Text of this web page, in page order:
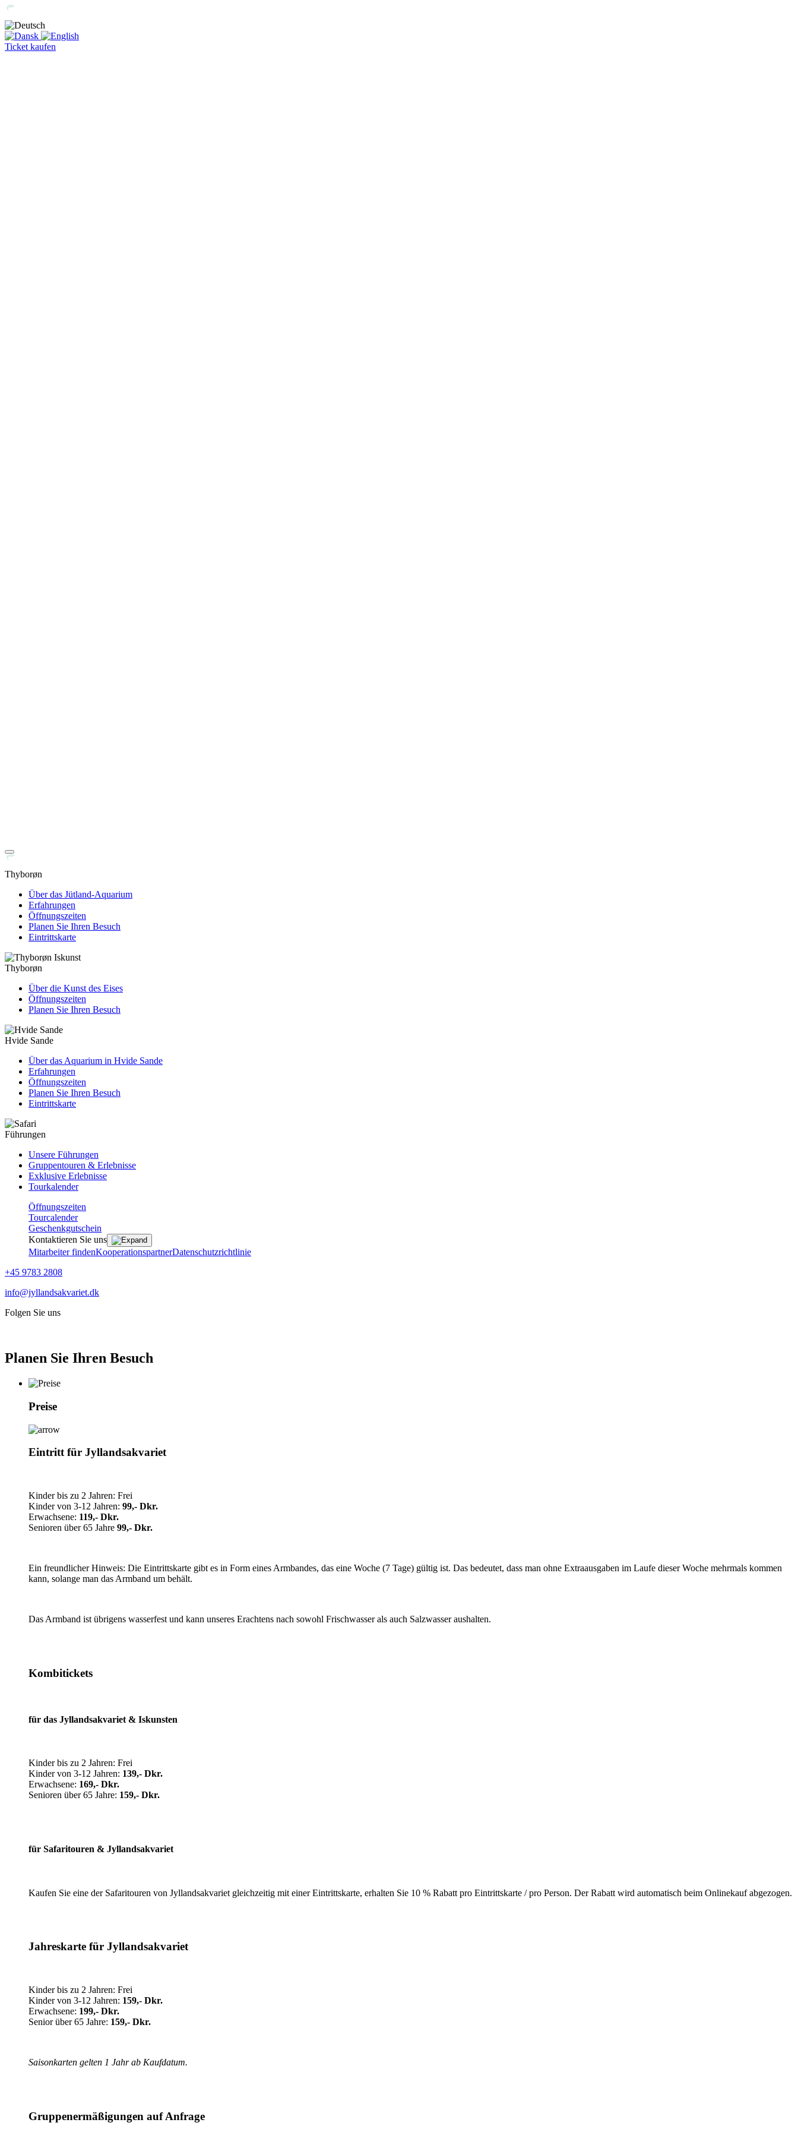
Ticket kaufen
Thyborøn
Über das Jütland-Aquarium
Erfahrungen
Öffnungszeiten
Planen Sie Ihren Besuch
Eintrittskarte
Thyborøn
Über die Kunst des Eises
Öffnungszeiten
Planen Sie Ihren Besuch
Hvide Sande
Über das Aquarium in Hvide Sande
Erfahrungen
Öffnungszeiten
Planen Sie Ihren Besuch
Eintrittskarte
Führungen
Unsere Führungen
Gruppentouren & Erlebnisse
Exklusive Erlebnisse
Tourkalender
Öffnungszeiten
Tourcalender
Geschenkgutschein
Kontaktieren Sie uns
Mitarbeiter findenKooperationspartnerDatenschutzrichtlinie
+45 9783 2808
info@jyllandsakvariet.dk
Folgen Sie uns
Planen Sie Ihren Besuch
Preise
Eintritt für Jyllandsakvariet
Kinder bis zu 2 Jahren: Frei
Kinder von 3-12 Jahren: 99,- Dkr.
Erwachsene: 119,- Dkr.
Senioren über 65 Jahre 99,- Dkr.
Ein freundlicher Hinweis: Die Eintrittskarte gibt es in Form eines Armbandes, das eine Woche (7 Tage) gültig ist. Das bedeutet, dass man ohne Extraausgaben im Laufe dieser Woche mehrmals kommen
kann, solange man das Armband um behält.
Das Armband ist übrigens wasserfest und kann unseres Erachtens nach sowohl Frischwasser als auch Salzwasser aushalten.
Kombitickets
für das Jyllandsakvariet & Iskunsten
Kinder bis zu 2 Jahren: Frei
Kinder von 3-12 Jahren: 139,- Dkr.
Erwachsene: 169,- Dkr.
Senioren über 65 Jahre: 159,- Dkr.
für Safaritouren & Jyllandsakvariet
Kaufen Sie eine der Safaritouren von Jyllandsakvariet gleichzeitig mit einer Eintrittskarte, erhalten Sie 10 % Rabatt pro Eintrittskarte / pro Person. Der Rabatt wird automatisch beim Onlinekauf abgezogen.
Jahreskarte für Jyllandsakvariet
Kinder bis zu 2 Jahren: Frei
Kinder von 3-12 Jahren: 159,- Dkr.
Erwachsene: 199,- Dkr.
Senior über 65 Jahre: 159,- Dkr.
Saisonkarten gelten 1 Jahr ab Kaufdatum.
Gruppenermäßigungen auf Anfrage